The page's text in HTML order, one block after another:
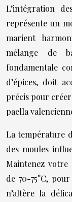
L’intégration
représente un
marient
mélange de
fondamentale
d’épices, doit
précis pour
paella
La température
des moules
Maintenez
de 70-75°C,
n’altère la